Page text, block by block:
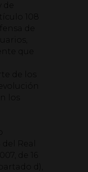
108
de
que
de los
los
Real
de 16
d),